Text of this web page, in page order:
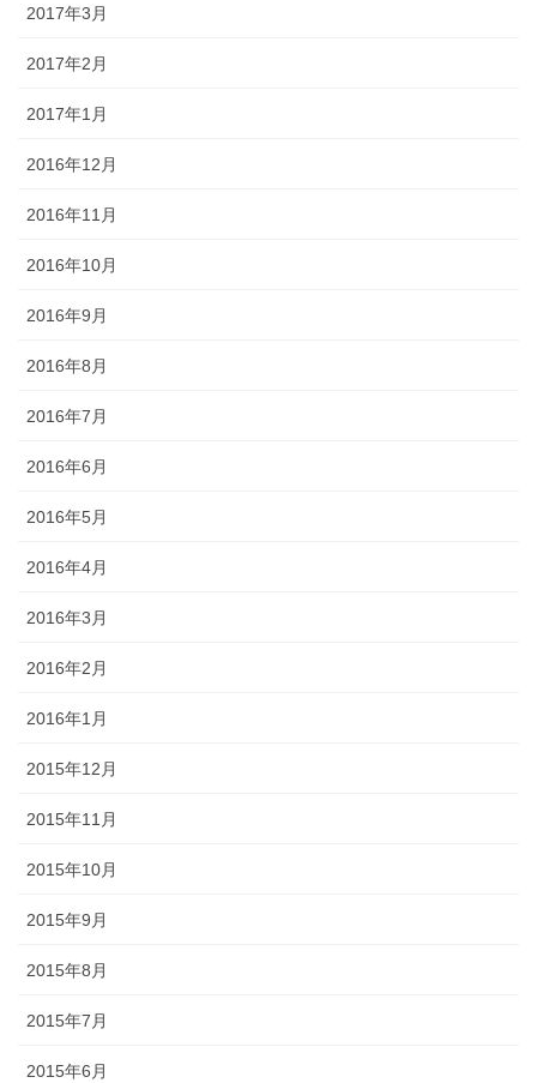
2017年3月
2017年2月
2017年1月
2016年12月
2016年11月
2016年10月
2016年9月
2016年8月
2016年7月
2016年6月
2016年5月
2016年4月
2016年3月
2016年2月
2016年1月
2015年12月
2015年11月
2015年10月
2015年9月
2015年8月
2015年7月
2015年6月